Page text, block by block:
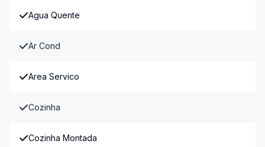
Agua Quente
Ar Cond
Area Servico
Cozinha
Cozinha Montada